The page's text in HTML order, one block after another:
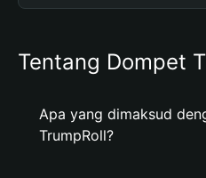
Tentang Dompet
Apa yang dimaksud
TrumpRoll?